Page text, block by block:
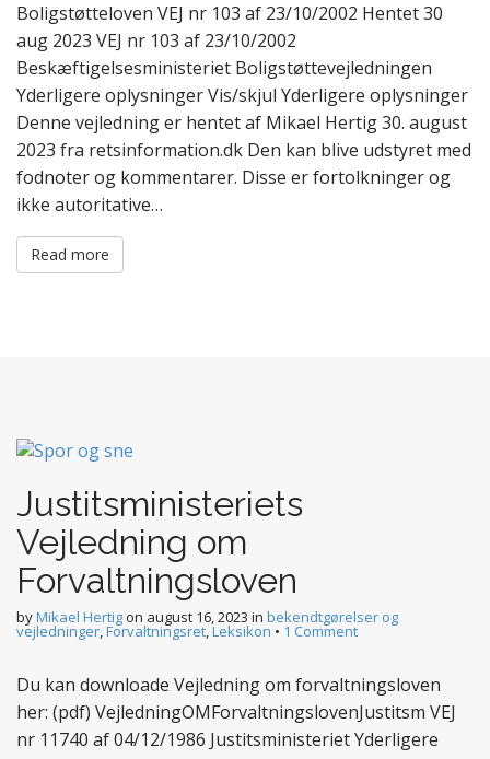
Boligstøtteloven VEJ nr 103 af 23/10/2002 Hentet 30
aug 2023 VEJ nr 103 af 23/10/2002
Beskæftigelsesministeriet Boligstøttevejledningen
Yderligere oplysninger Vis/skjul Yderligere oplysninger
Denne vejledning er hentet af Mikael Hertig 30. august
2023 fra retsinformation.dk Den kan blive udstyret med
fodnoter og kommentarer. Disse er fortolkninger og
ikke autoritative…
Read more
Justitsministeriets
Vejledning om
Forvaltningsloven
byMikael Hertigon august 16, 2023 in bekendtgørelser og
vejledninger,Forvaltningsret,Leksikon • 1 Comment
Du kan downloade Vejledning om forvaltningsloven
her: (pdf) VejledningOMForvaltningslovenJustitsm VEJ
nr 11740 af 04/12/1986 Justitsministeriet Yderligere